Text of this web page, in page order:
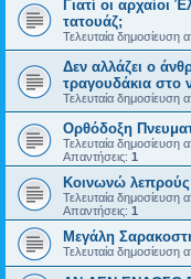
Γιατί οι
τατουάζ;
Τελευταία δημοσίευση
Δεν αλλάζει ο
τραγουδάκια στο
Τελευταία δημοσίευση
Ορθόδοξη
Τελευταία δημοσίευση
Απαντήσεις: 1
Κοινωνώ λεπρούς
Τελευταία δημοσίευση
Απαντήσεις: 1
Μεγάλη
Τελευταία δημοσίευση